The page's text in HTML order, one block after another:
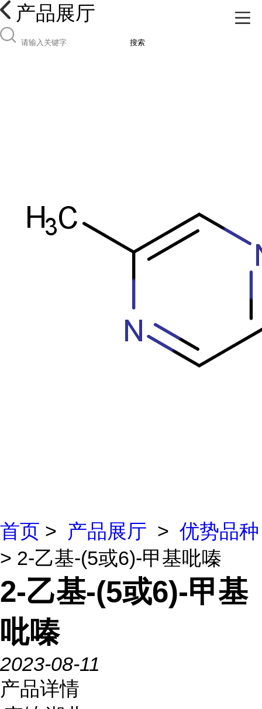
产品展厅
搜索
首页 > 产品展厅 > 优势品种
> 2-乙基-(5或6)-甲基吡嗪
2-乙基-(5或6)-甲基
吡嗪
2023-08-11
产品详情